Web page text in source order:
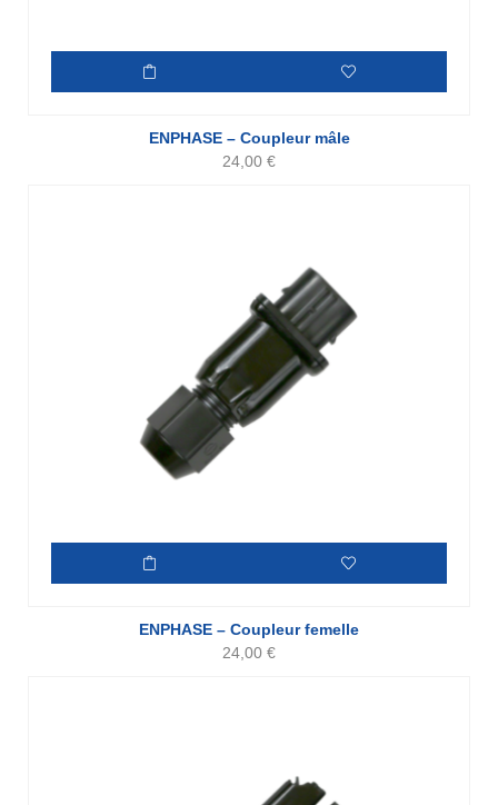
ENPHASE – Coupleur mâle
24,00 €
ENPHASE – Coupleur femelle
24,00 €